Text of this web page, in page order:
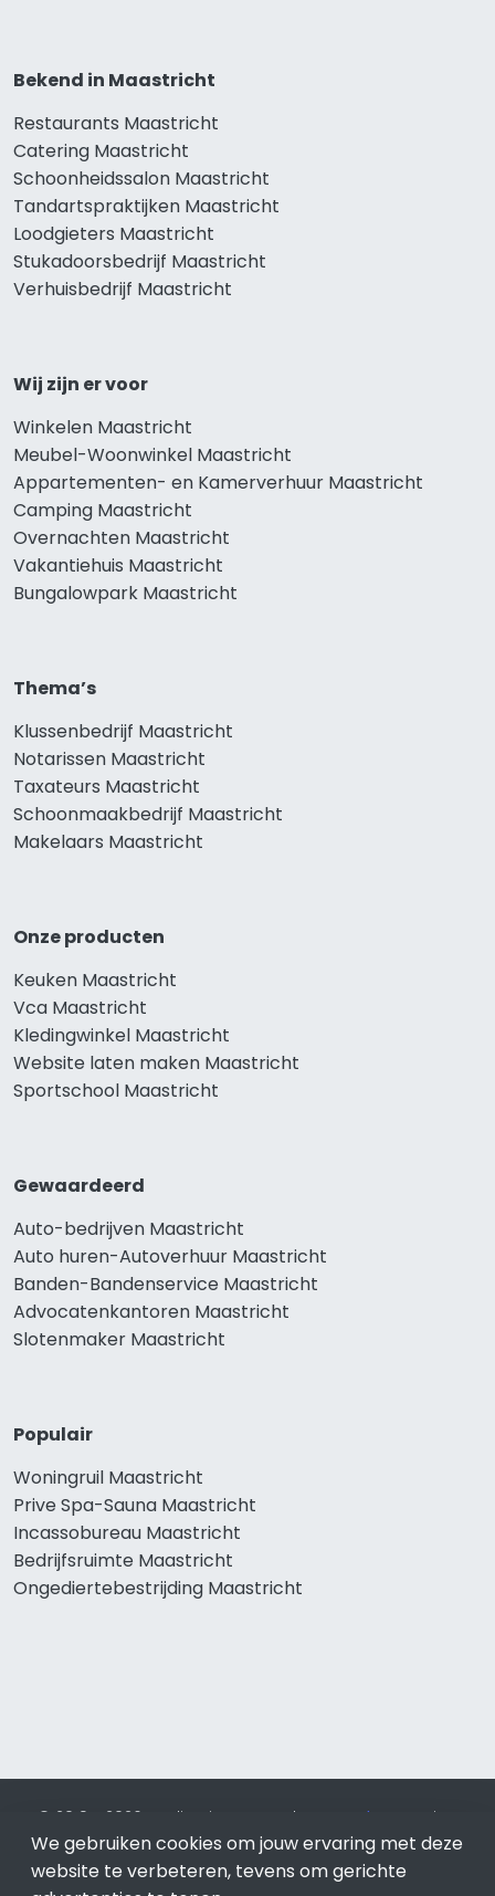
Bekend in Maastricht
Restaurants Maastricht
Catering Maastricht
Schoonheidssalon Maastricht
Tandartspraktijken Maastricht
Loodgieters Maastricht
Stukadoorsbedrijf Maastricht
Verhuisbedrijf Maastricht
Wij zijn er voor
Winkelen Maastricht
Meubel-Woonwinkel Maastricht
Appartementen- en Kamerverhuur Maastricht
Camping Maastricht
Overnachten Maastricht
Vakantiehuis Maastricht
Bungalowpark Maastricht
Thema’s
Klussenbedrijf Maastricht
Notarissen Maastricht
Taxateurs Maastricht
Schoonmaakbedrijf Maastricht
Makelaars Maastricht
Onze producten
Keuken Maastricht
Vca Maastricht
Kledingwinkel Maastricht
Website laten maken Maastricht
Sportschool Maastricht
Gewaardeerd
Auto-bedrijven Maastricht
Auto huren-Autoverhuur Maastricht
Banden-Bandenservice Maastricht
Advocatenkantoren Maastricht
Slotenmaker Maastricht
Populair
Woningruil Maastricht
Prive Spa-Sauna Maastricht
Incassobureau Maastricht
Bedrijfsruimte Maastricht
Ongediertebestrijding Maastricht
© 2019 - 2026 Realisatie en SEO door SEO-bureau
Lion
Internet. Betaal alleen voor bewezen resultaten?SEO
optimalisatie No Cure No Pay.Maastrichtis onderdeel van
Lion Internet.
We gebruiken cookies om jouw ervaring met deze
website te verbeteren, tevens om gerichte